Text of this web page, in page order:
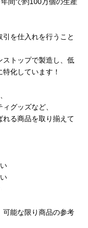
を仕入れを行うこと
ストップで製造し、低
化しています！
グッズなど、
れる商品を取り揃えて
可能な限り商品の参考